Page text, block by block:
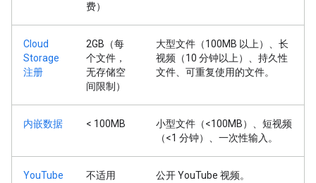
费）
Cloud
Storage
注册
2GB（每
个文件，
无存储空
间限制）
大型文件（100MB 以上）、长
视频（10 分钟以上）、持久性
文件、可重复使用的文件。
内嵌数据 < 100MB
小型文件（<100MB）、短视频
（<1 分钟）、一次性输入。
YouTube
不适用 公开 YouTube 视频。